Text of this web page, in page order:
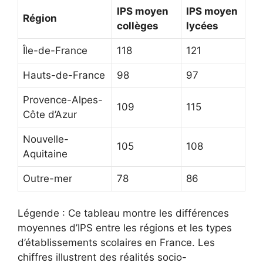
Région
IPS moyen
collèges
IPS moyen
lycées
Île-de-France 118 121
Hauts-de-France 98 97
Provence-Alpes-
Côte d’Azur
109 115
Nouvelle-
Aquitaine
105 108
Outre-mer 78 86
Légende : Ce tableau montre les différences
moyennes d’IPS entre les régions et les types
d’établissements scolaires en France. Les
chiffres illustrent des réalités socio-